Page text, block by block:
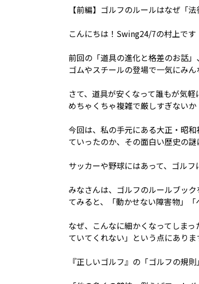
【前編】ゴルフのルールはなぜ「
こんにちは！Swing24/7の村上です
前回の「道具の進化と格差のお話
ゴムやスチールの登場で一気にみ
さて、道具が安くなって誰もが気
めちゃくちゃ複雑で厳しすぎない
今回は、私の手元にある大正・昭
ていったのか、その面白い歴史の
サッカーや野球にはあって、ゴル
みなさんは、ゴルフのルールブッ
てみると、「動かせない障害物」
なぜ、こんなに細かくなってしま
ていてくれない」という点にありま
『正しいゴルフ』の「ゴルフの規